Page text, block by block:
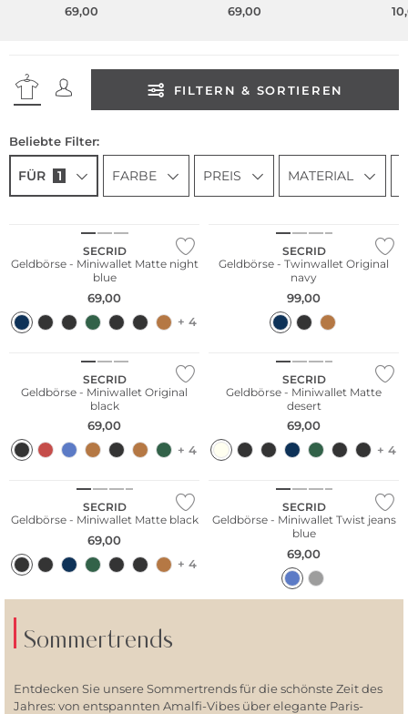
69,00
69,00
FILTERN & SORTIEREN
Beliebte Filter:
FÜR 1 FARBE PREIS MATERIAL
SECRID
Geldbörse - Miniwallet Matte night
blue
69,00
+ 4
SECRID
Geldbörse - Twinwallet Original
navy
99,00
Nachhaltig
SECRID
Geldbörse - Miniwallet Original
black
69,00
+ 4
SECRID
Geldbörse - Miniwallet Matte
desert
69,00
+ 4
Nachhaltig
SECRID
Geldbörse - Miniwallet Matte black
69,00
+ 4
SECRID
Geldbörse - Miniwallet Twist jeans
blue
69,00
Sommertrends
Entdecken Sie unsere Sommertrends für die schönste Zeit des
Jahres: von entspannten Amalfi-Vibes über elegante Paris-